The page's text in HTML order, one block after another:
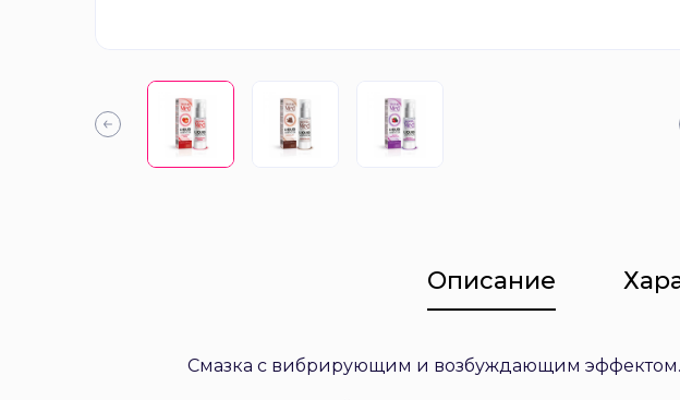
Описание
Cмазка с вибрирующим и возбуждающим эффектом.